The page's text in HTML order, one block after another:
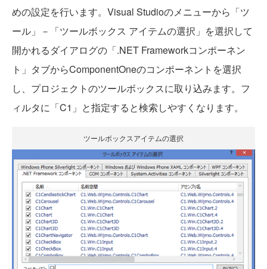
めの設定を行います。Visual Studioのメニューから「ツ
ール」－「ツールボックス アイテムの選択」を選択して
開かれるダイアログの「.NET Frameworkコンポーネン
ト」タブからComponentOneのコンポーネントを選択
し、プロジェクトのツールボックスに取り込みます。フ
ィルタに「C1」と指定すると検索しやすくなります。
ツールボックスアイテムの選択